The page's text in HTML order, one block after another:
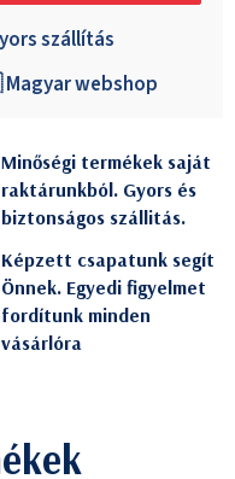
szállítás
webshop
Minőségi termékek saját
raktárunkból. Gyors és
biztonságos szállitás.
Képzett csapatunk segít
Önnek. Egyedi figyelmet
fordítunk minden
vásárlóra